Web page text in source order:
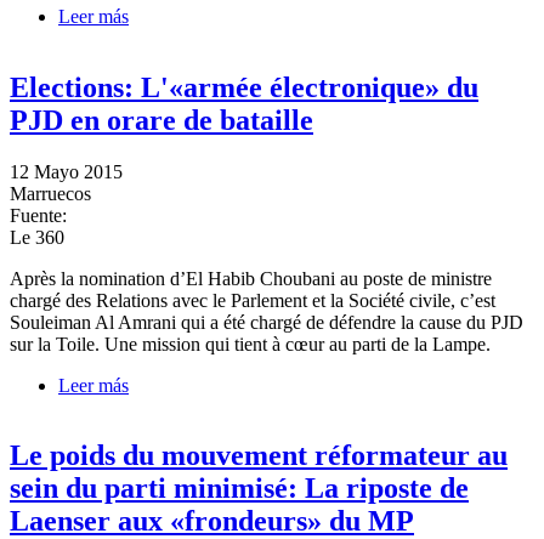
Leer más
Elections: L'«armée électronique» du
PJD en orare de bataille
12 Mayo 2015
Marruecos
Fuente:
Le 360
Après la nomination d’El Habib Choubani au poste de ministre
chargé des Relations avec le Parlement et la Société civile, c’est
Souleiman Al Amrani qui a été chargé de défendre la cause du PJD
sur la Toile. Une mission qui tient à cœur au parti de la Lampe.
Leer más
Le poids du mouvement réformateur au
sein du parti minimisé: La riposte de
Laenser aux «frondeurs» du MP